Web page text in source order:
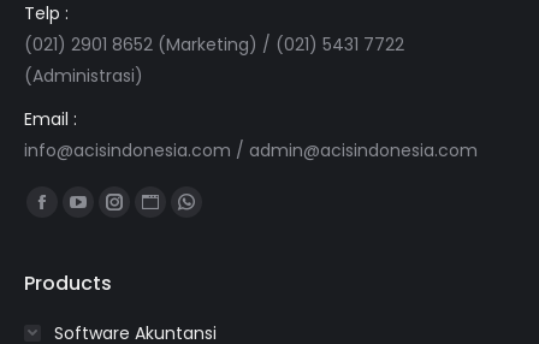
Telp :
(021) 2901 8652 (Marketing) / (021) 5431 7722
(Administrasi)
Email :
info@acisindonesia.com / admin@acisindonesia.com
Find us on:
Facebook
opens
YouTube
opens
Instagram
WebsiteWhatsapp
Products
Software Akuntansi